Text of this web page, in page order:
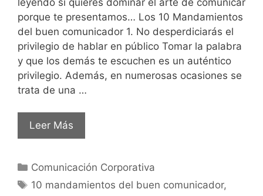
porque te presentamos… Los 10 Mandamientos
del buen comunicador 1. No desperdiciarás el
privilegio de hablar en público Tomar la palabra
y que los demás te escuchen es un auténtico
privilegio. Además, en numerosas ocasiones se
trata de una …
Leer Más
Comunicación Corporativa
10 mandamientos del buen comunicador,